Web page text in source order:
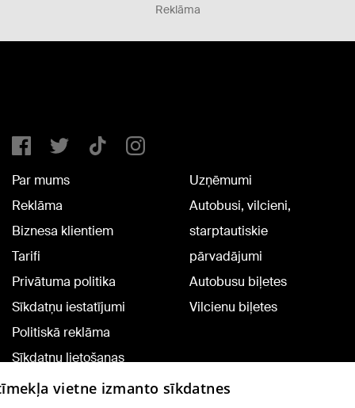
Reklāma
Par mums
Reklāma
Biznesa klientiem
Tarifi
Privātuma politika
Sīkdatņu iestatījumi
Politiskā reklāma
Sīkdatņu lietošanas
noteikumi
Uzņēmumi
Autobusi, vilcieni,
starptautiskie
pārvadājumi
Autobusu biļetes
Vilcienu biļetes
vietne izmanto sīkdatnes